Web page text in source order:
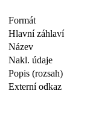
Formát
Hlavní záhlaví
Název
Nakl. údaje
Popis (rozsah)
Externí odkaz